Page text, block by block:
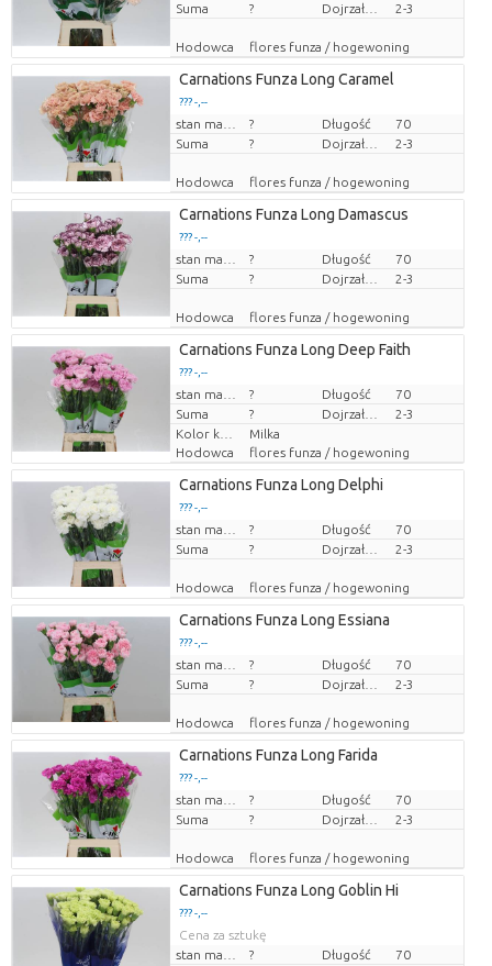
Suma
? 2-3
Hodowca flores funza / hogewoning
Carnations Funza Long Caramel
??? -,--
Cena za sztukę
? Długość
70
Suma
? 2-3
Hodowca flores funza / hogewoning
Carnations Funza Long Damascus
??? -,--
Cena za sztukę
? Długość
70
Suma
? 2-3
Hodowca flores funza / hogewoning
Carnations Funza Long Deep Faith
??? -,--
Cena za sztukę
? Długość
70
Suma
?
2-3
Kolor kwiatów
Milka
Hodowca
flores funza / hogewoning
Carnations Funza Long Delphi
??? -,--
Cena za sztukę
? Długość
70
Suma
? 2-3
Hodowca flores funza / hogewoning
Carnations Funza Long Essiana
??? -,--
Cena za sztukę
? Długość
70
Suma
? 2-3
Hodowca flores funza / hogewoning
Carnations Funza Long Farida
??? -,--
Cena za sztukę
? Długość
70
Suma
? 2-3
Hodowca flores funza / hogewoning
Carnations Funza Long Goblin Hi
??? -,--
Cena za sztukę
? Długość
70